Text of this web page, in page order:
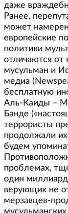
даже
Ранее,
может
европейские
политики
отличаются от
мусульман и
медиа
бесплатную
Аль-Каиды –
Банде
террористы
продолжали
будем
проблемах,
один
верующих не
мерзавцев-